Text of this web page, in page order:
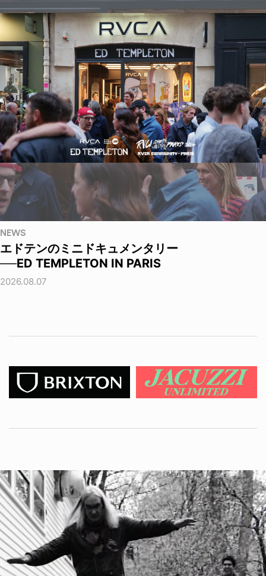
NEWS
エドテンのミニドキュメンタリー
──ED TEMPLETON IN PARIS
2026.08.07